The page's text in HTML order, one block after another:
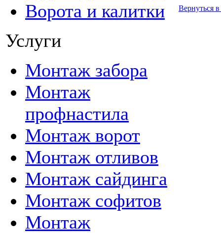
Ворота и калитки
Услуги
Монтаж забора
Монтаж
профнастила
Монтаж ворот
Монтаж отливов
Монтаж сайдинга
Монтаж софитов
Монтаж
Вернуться